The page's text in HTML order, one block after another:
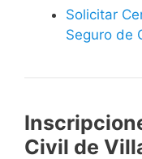
Solicitar
Seguro de
Civil de